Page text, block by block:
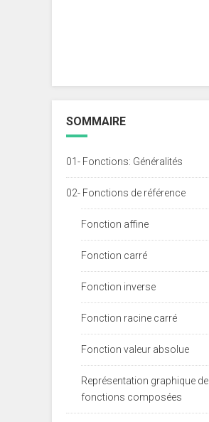
SOMMAIRE
01- Fonctions: Généralités
02- Fonctions de référence
Fonction affine
Fonction carré
Fonction inverse
Fonction racine carré
Fonction valeur absolue
Représentation graphique de
fonctions composées